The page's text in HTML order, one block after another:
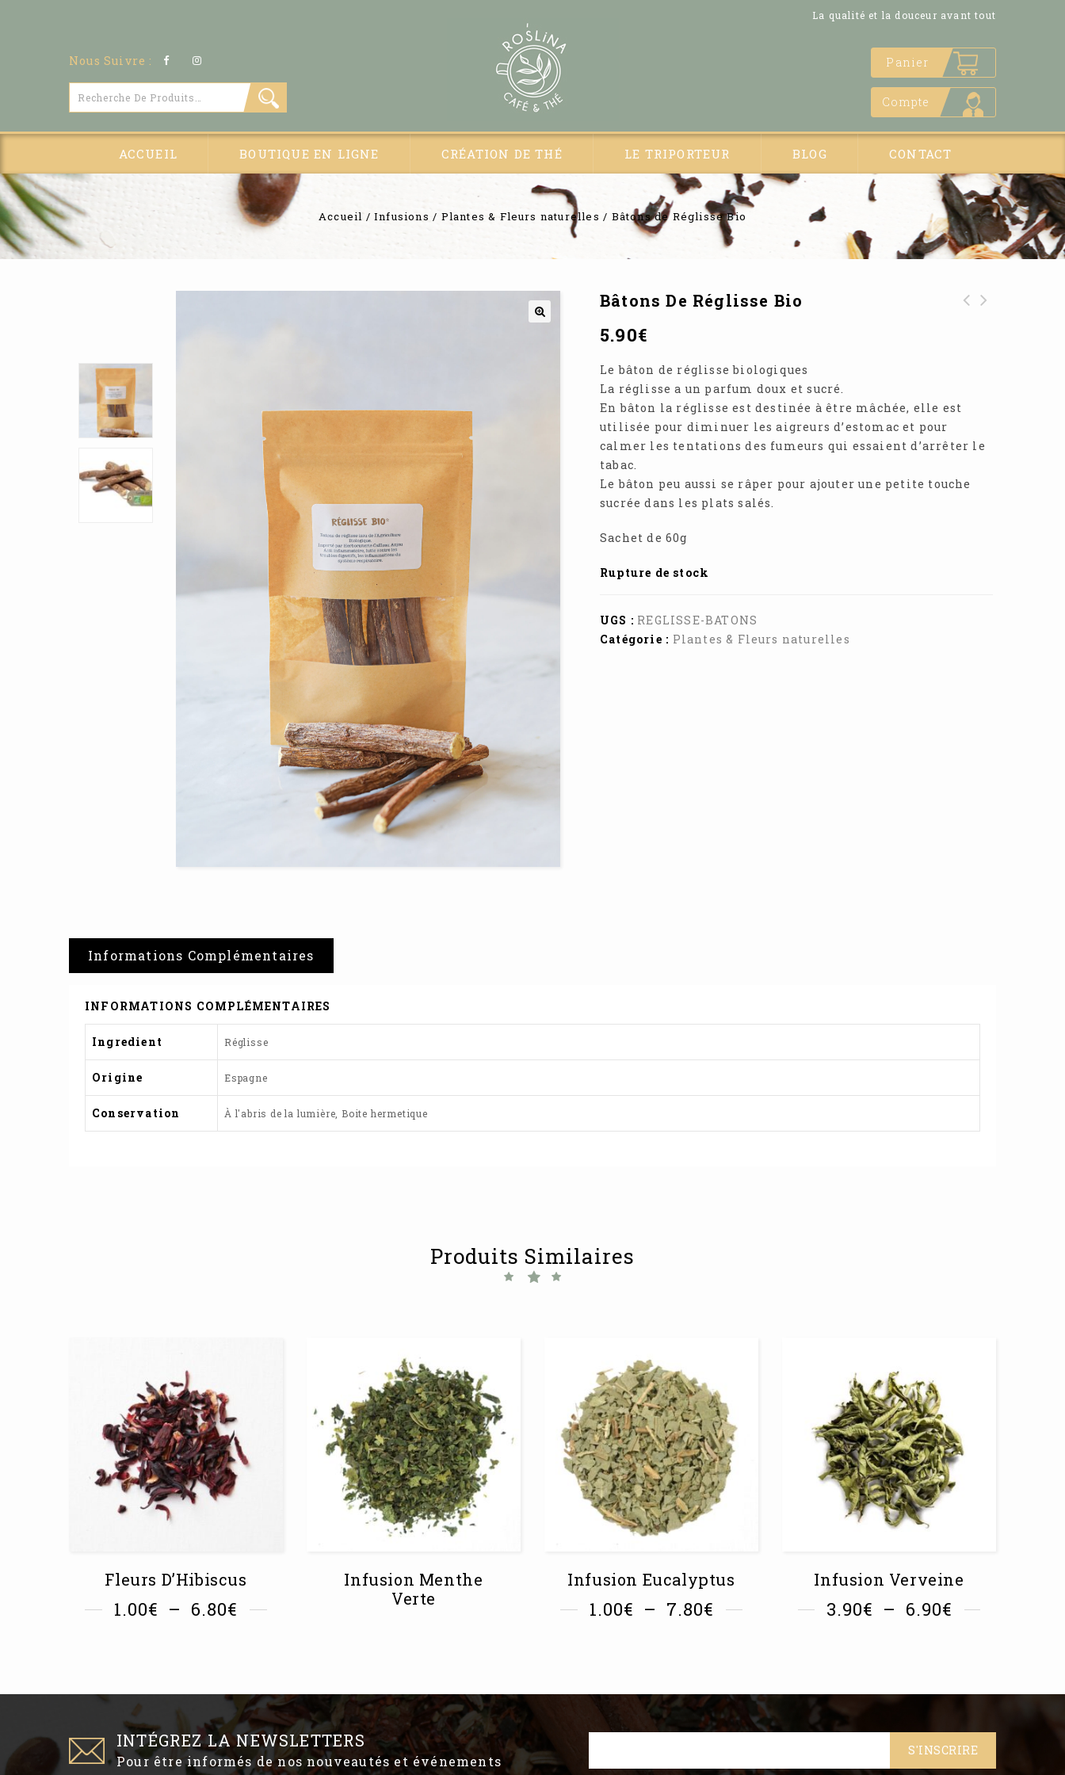
La qualité et la douceur avant tout
Nous Suivre : Panier
Compte
ACCUEIL BOUTIQUE EN LIGNE CRÉATION DE THÉ LE TRIPORTEUR BLOG CONTACT
Accueil /Infusions / Plantes & Fleurs naturelles / Bâtons de Réglisse Bio
Bâtons De Réglisse Bio
5.90€
Le bâton de réglisse biologiques
La réglisse a un parfum doux et sucré.
En bâton la réglisse est destinée à être mâchée, elle est
utilisée pour diminuer les aigreurs d’estomac et pour
calmer les tentations des fumeurs qui essaient d’arrêter le
tabac.
Le bâton peu aussi se râper pour ajouter une petite touche
sucrée dans les plats salés.
Sachet de 60g
Rupture de stock
UGS : REGLISSE-BATONS
Catégorie : Plantes & Fleurs naturelles
Informations Complémentaires
INFORMATIONS COMPLÉMENTAIRES
Ingredient Réglisse
Origine Espagne
Conservation À l'abris de la lumière, Boite hermetique
Produits Similaires
Fleurs D’Hibiscus
1.00€ – 6.80€
Infusion Menthe
Verte
Infusion Eucalyptus
1.00€ – 7.80€
Infusion Verveine
3.90€ – 6.90€
INTÉGREZ LA NEWSLETTERS
Pour être informés de nos nouveautés et événements